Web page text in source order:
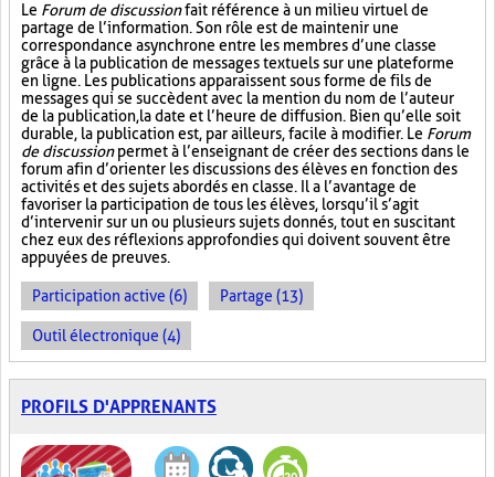
Le Forum de discussionfait référence à un milieu virtuel de
partage de l’information. Son rôle est de maintenir une
correspondance asynchrone entre les membres d’une classe
grâce à la publication de messages textuels sur une plateforme
en ligne. Les publications apparaissent sous forme de fils de
messages qui se succèdent avec la mention du nom de l’auteur
de la publication, la date et l’heure de diffusion. Bien qu’elle soit
durable, la publication est, par ailleurs, facile à modifier. Le Forum
de discussionpermet à l’enseignant de créer des sections dans le
forum afin d’orienter les discussions des élèves en fonction des
activités et des sujets abordés en classe. Il a l’avantage de
favoriser la participation de tous les élèves, lorsqu’il s’agit
d’intervenir sur un ou plusieurs sujets donnés, tout en suscitant
chez eux des réflexions approfondies qui doivent souvent être
appuyées de preuves.
Participation active (6) Partage (13)
Outil électronique (4)
PROFILS D'APPRENANTS